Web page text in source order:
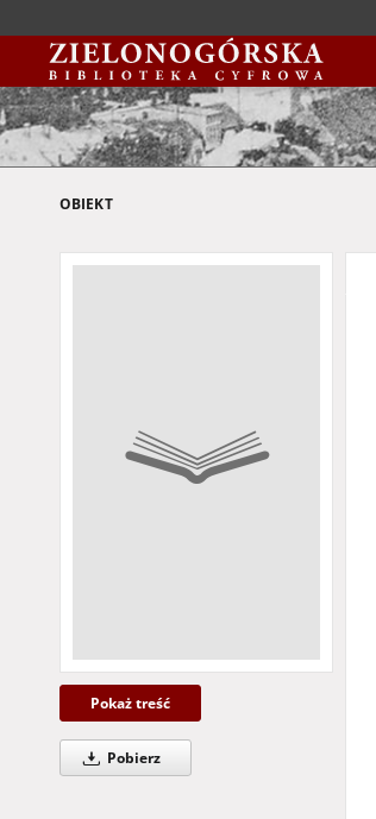
OBIEKT
Pokaż treść
Pobierz